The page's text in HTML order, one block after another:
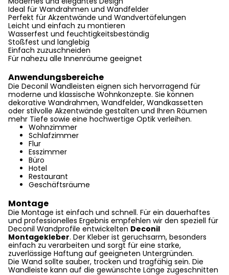
Ideal für Wandrahmen und Wandfelder
Perfekt für Akzentwände und Wandvertäfelungen
Leicht und einfach zu montieren
Wasserfest und feuchtigkeitsbeständig
Stoßfest und langlebig
Einfach zuzuschneiden
Für nahezu alle Innenräume geeignet
Anwendungsbereiche
Die Deconil Wandleisten eignen sich hervorragend für
moderne und klassische Wohnkonzepte. Sie können
dekorative Wandrahmen, Wandfelder, Wandkassetten
oder stilvolle Akzentwände gestalten und Ihren Räumen
mehr Tiefe sowie eine hochwertige Optik verleihen.
Wohnzimmer
Schlafzimmer
Flur
Esszimmer
Büro
Hotel
Restaurant
Geschäftsräume
Montage
Die Montage ist einfach und schnell. Für ein dauerhaftes
und professionelles Ergebnis empfehlen wir den speziell für
Deconil Wandprofile entwickelten Deconil
Montagekleber. Der Kleber ist geruchsarm, besonders
einfach zu verarbeiten und sorgt für eine starke,
zuverlässige Haftung auf geeigneten Untergründen.
Die Wand sollte sauber, trocken und tragfähig sein. Die
Wandleiste kann auf die gewünschte Länge zugeschnitten